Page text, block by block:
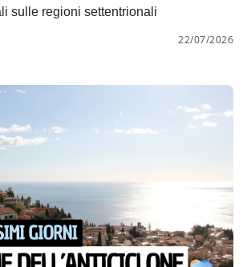
sulle regioni settentrionali
22/07/2026